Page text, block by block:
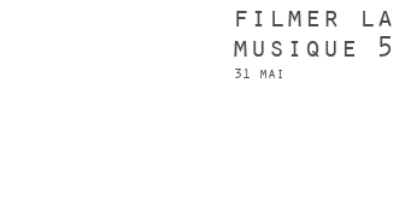
filmer la
musique 5
31 mai